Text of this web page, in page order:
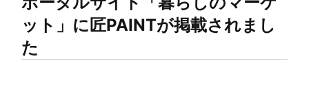
ット」に匠PAINTが掲載されまし
た